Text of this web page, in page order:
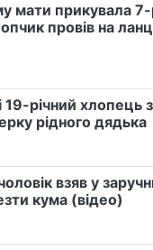
мати прикувала 7-
провів на
19-річний хлопець​
рідного дядька
взяв у
кума (відео)